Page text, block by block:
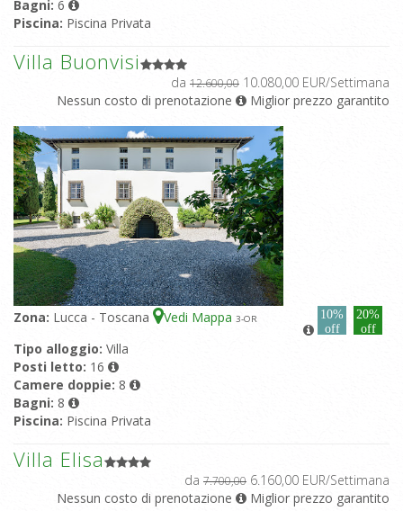
Bagni: 6
Piscina: Piscina Privata
Villa Buonvisi
da 12.600,00 10.080,00 EUR/Settimana
Nessun costo di prenotazione
Miglior prezzo garantito
Zona: Lucca - Toscana Vedi Mappa 3-OR
10%
off
20%
off
Tipo alloggio: Villa
Posti letto: 16
Camere doppie: 8
Bagni: 8
Piscina: Piscina Privata
Villa Elisa
da 7.700,00 6.160,00 EUR/Settimana
Nessun costo di prenotazione
Miglior prezzo garantito